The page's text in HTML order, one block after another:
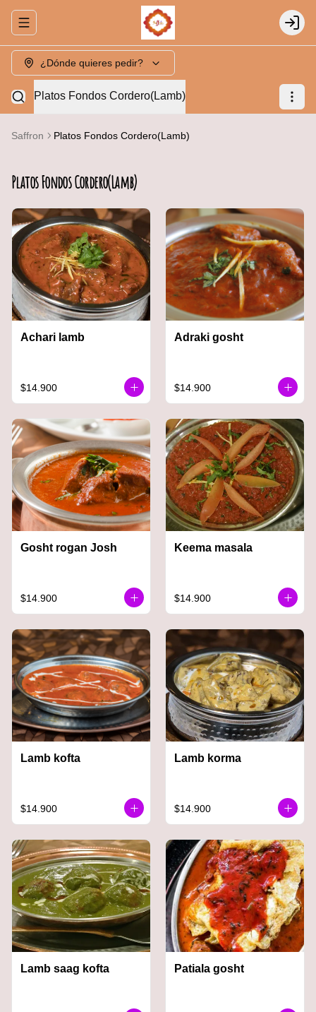
Abrir menu de navegación Login
¿Dónde quieres pedir?
Platos Fondos Cordero(Lamb)
Saffron Platos Fondos Cordero(Lamb)
Platos Fondos Cordero(Lamb)
Achari lamb
$14.900
Adraki gosht
$14.900
Gosht rogan Josh
$14.900
Keema masala
$14.900
Lamb kofta
$14.900
Lamb korma
$14.900
Lamb saag kofta Patiala gosht